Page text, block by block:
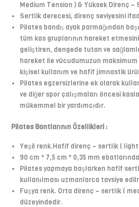
Medium Tension ) & Yüksek Direnç –
Sertlik derecesi, direnç seviyesini
Pilates bandı; ayak parmağından
tüm kas gruplarının hareket
geliştiren, dengede tutan ve
hareket ile vücudumuzun maksimum
kişisel kullanım ve hafif jimnastik
Pilates egzersizlerine ek olarak
ve diğer spor çalışmaları öncesi
mükemmel bir yardımcıdır.
Pilates Bantlarının Özellikleri :
Yeşil renk.Hafif direnç – sertlik (
90 cm * 7,5 cm * 0,35 mm
Pilates yapmaya başlarken hafif
kullanılması uzmanlarca tavsiye
Fuşya renk. Orta direnç – sertlik (
düzeyindedir.